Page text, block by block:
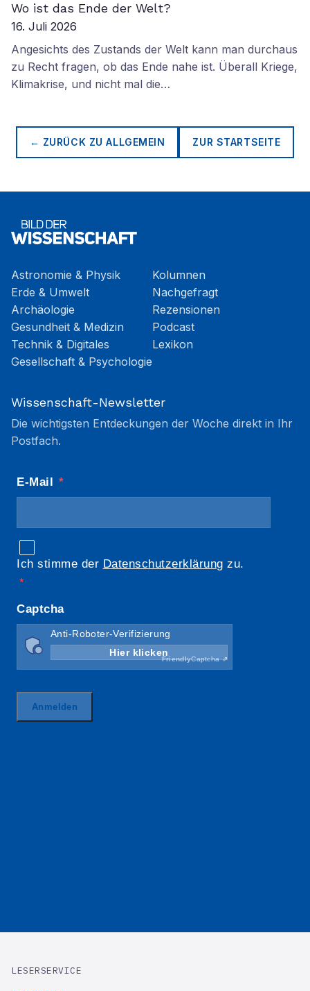
Wo ist das Ende der Welt?
16. Juli 2026
Angesichts des Zustands der Welt kann man durchaus
zu Recht fragen, ob das Ende nahe ist. Überall Kriege,
Klimakrise, und nicht mal die…
← ZURÜCK ZUALLGEMEIN ZUR STARTSEITE
Astronomie & Physik
Erde & Umwelt
Archäologie
Gesundheit & Medizin
Technik & Digitales
Gesellschaft & Psychologie
Kolumnen
Nachgefragt
Rezensionen
Podcast
Lexikon
Wissenschaft-Newsletter
Die wichtigsten Entdeckungen der Woche direkt in Ihr
Postfach.
LESERSERVICE